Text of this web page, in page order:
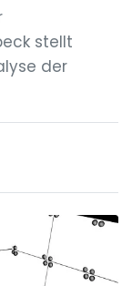
stellt
der